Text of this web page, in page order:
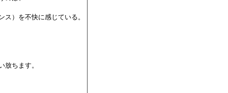
）を不快に感じている。
ちます。